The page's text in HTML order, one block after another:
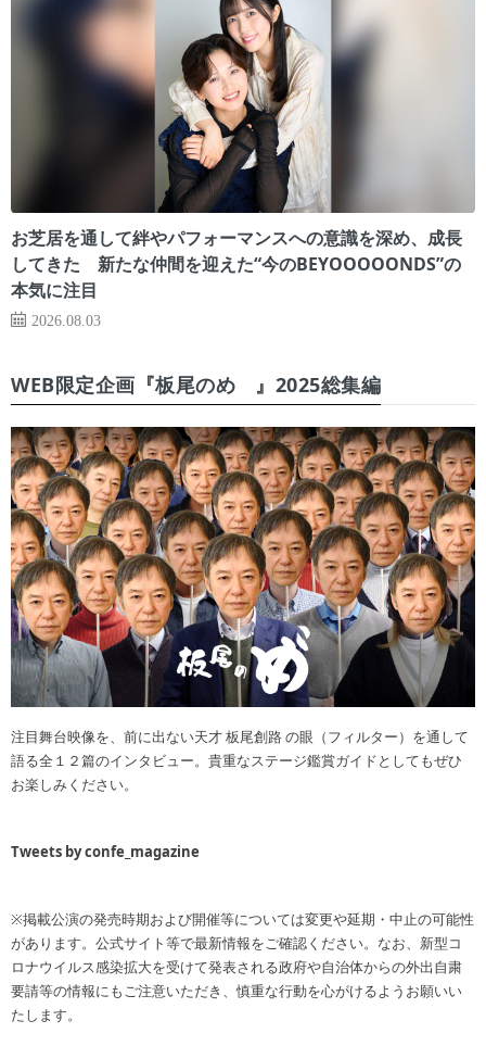
お芝居を通して絆やパフォーマンスへの意識を深め、成長
してきた 新たな仲間を迎えた“今のBEYOOOOONDS”の
本気に注目
2026.08.03
WEB限定企画『板尾のめ゙』2025総集編
注目舞台映像を、前に出ない天才 板尾創路 の眼（フィルター）を通して
語る全１２篇のインタビュー。貴重なステージ鑑賞ガイドとしてもぜひ
お楽しみください。
Tweets by confe_magazine
※掲載公演の発売時期および開催等については変更や延期・中止の可能性
があります。公式サイト等で最新情報をご確認ください。なお、新型コ
ロナウイルス感染拡大を受けて発表される政府や自治体からの外出自粛
要請等の情報にもご注意いただき、慎重な行動を心がけるようお願いい
たします。